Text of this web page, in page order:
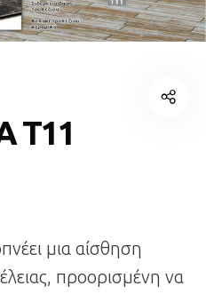
Τ11
μια αίσθηση
προορισμένη να